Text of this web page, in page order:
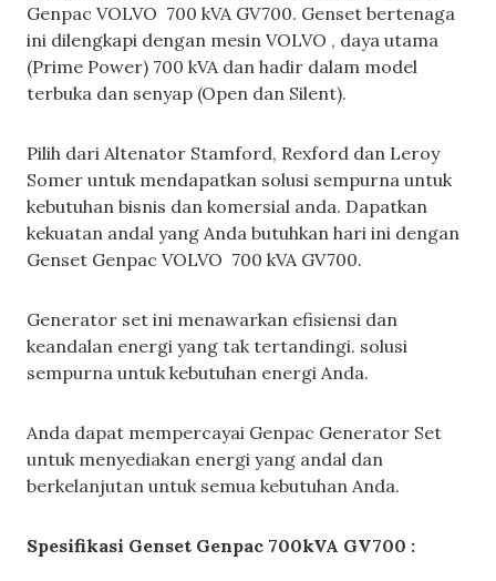
Genpac VOLVO 700 kVA GV700. Genset bertenaga
ini dilengkapi dengan mesin VOLVO , daya utama
(Prime Power) 700 kVA dan hadir dalam model
terbuka dan senyap (Open dan Silent).
Pilih dari Altenator Stamford, Rexford dan Leroy
Somer untuk mendapatkan solusi sempurna untuk
kebutuhan bisnis dan komersial anda. Dapatkan
kekuatan andal yang Anda butuhkan hari ini dengan
Genset Genpac VOLVO 700 kVA GV700.
Generator set ini menawarkan efisiensi dan
keandalan energi yang tak tertandingi. solusi
sempurna untuk kebutuhan energi Anda.
Anda dapat mempercayai Genpac Generator Set
untuk menyediakan energi yang andal dan
berkelanjutan untuk semua kebutuhan Anda.
Spesifikasi Genset Genpac 700kVA GV700 :